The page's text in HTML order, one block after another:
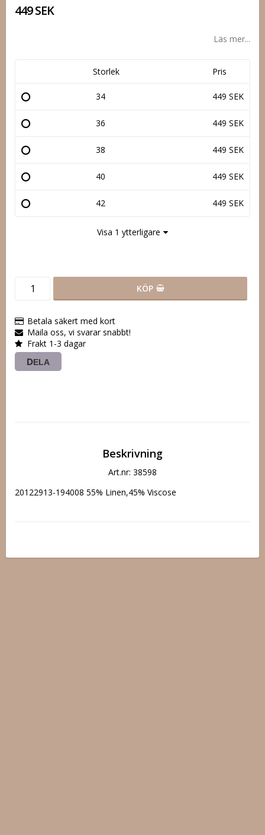
449 SEK
Läs mer...
Storlek Pris
34 449 SEK
36 449 SEK
38 449 SEK
40 449 SEK
42 449 SEK
Visa 1 ytterligare
KÖP
Betala säkert med kort
Maila oss, vi svarar snabbt!
Frakt 1-3 dagar
DELA
Beskrivning
Art.nr: 38598
20122913-194008 55% Linen,45% Viscose